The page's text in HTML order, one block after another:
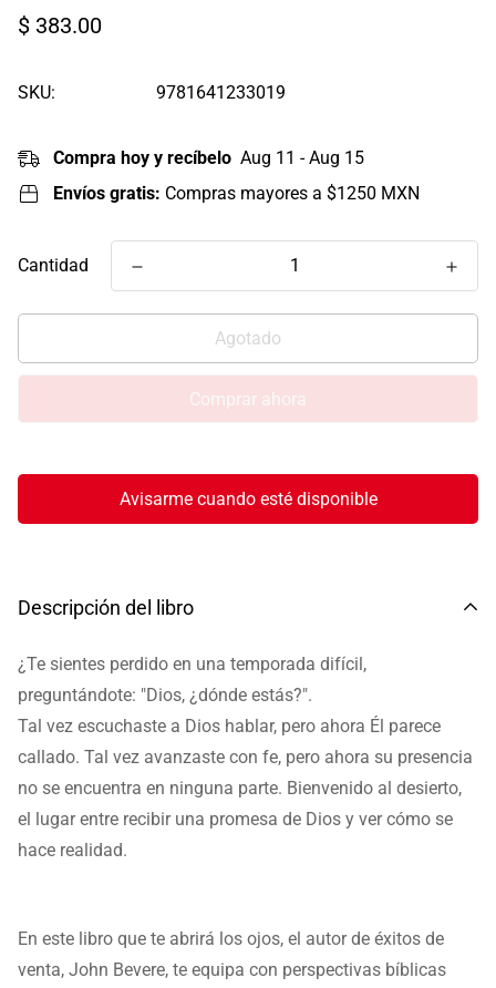
Precio
$ 383.00
SKU: 9781641233019
Compra hoy y recíbelo Aug 11 - Aug 15
Envíos gratis: Compras mayores a $1250 MXN
Cantidad
Agotado
Comprar ahora
Avisarme cuando esté disponible
Descripción del libro
¿Te sientes perdido en una temporada difícil,
preguntándote: "Dios, ¿dónde estás?".
Tal vez escuchaste a Dios hablar, pero ahora Él parece
callado. Tal vez avanzaste con fe, pero ahora su presencia
no se encuentra en ninguna parte. Bienvenido al desierto,
el lugar entre recibir una promesa de Dios y ver cómo se
hace realidad.
En este libro que te abrirá los ojos, el autor de éxitos de
venta, John Bevere, te equipa con perspectivas bíblicas